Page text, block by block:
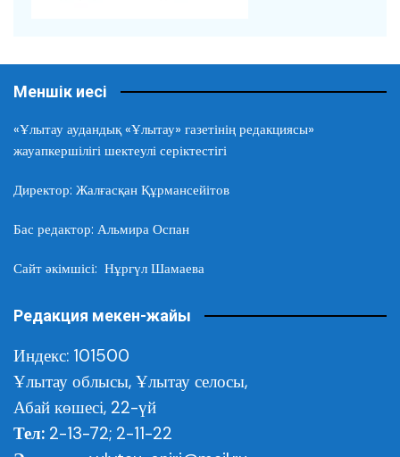
Меншік иесі
«Ұлытау аудандық «Ұлытау» газетінің редакциясы»
жауапкершілігі шектеулі серіктестігі
Директор: Жалғасқан Құрмансейітов
Бас редактор: Альмира Оспан
Сайт әкімшісі: Нұргүл Шамаева
Редакция мекен-жайы
Индекс: 101500
Ұлытау облысы, Ұлытау селосы,
Абай көшесі, 22-үй
Тел: 2-13-72; 2-11-22